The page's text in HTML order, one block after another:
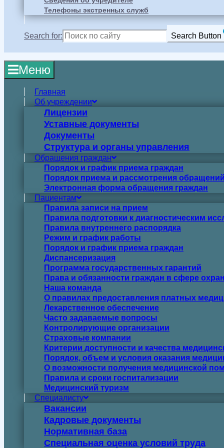
Телефоны экстренных служб
Search for: Search Button
Меню
Главная
Об учреждении
Лицензии
Уставные документы
Документы
Структура и органы управления
Обращения граждан
Порядок и график приема граждан
Порядок приема и рассмотрения
Электронная форма обращения граждан
Пациентам
Правила записи на прием
Правила подготовки к диагностическим
Правила внутреннего распорядка
Режим и график работы
Порядок и график приема граждан
Диспансеризация
Программа государственных гарантий
Права и обязанности граждан в сфере
Наша команда
О правилах предоставления платных
Лекарственное обеспечение
Часто задаваемые вопросы
Контролирующие организации
Страховые компании
Критерии доступности и качества
Порядок, объем и условия оказания
О возможности получения медицинской
Правила и сроки госпитализации
Медицинский туризм
Специалисту
Вакансии
Кадровые документы
Нормативная база
Специальная оценка условий труда